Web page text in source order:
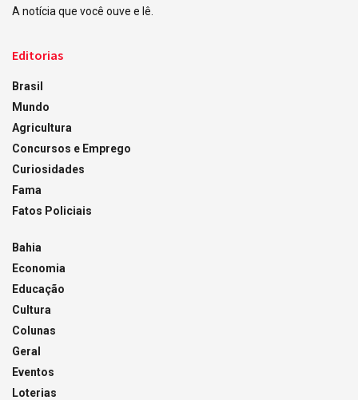
A notícia que você ouve e lê.
Editorias
Brasil
Mundo
Agricultura
Concursos e Emprego
Curiosidades
Fama
Fatos Policiais
Bahia
Economia
Educação
Cultura
Colunas
Geral
Eventos
Loterias